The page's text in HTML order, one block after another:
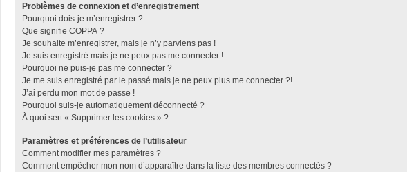
Problèmes de connexion et d’enregistrement
Pourquoi dois-je m’enregistrer ?
Que signifie COPPA ?
Je souhaite m’enregistrer, mais je n’y parviens pas !
Je suis enregistré mais je ne peux pas me connecter !
Pourquoi ne puis-je pas me connecter ?
Je me suis enregistré par le passé mais je ne peux plus me connecter ?!
J’ai perdu mon mot de passe !
Pourquoi suis-je automatiquement déconnecté ?
À quoi sert « Supprimer les cookies » ?
Paramètres et préférences de l’utilisateur
Comment modifier mes paramètres ?
Comment empêcher mon nom d’apparaître dans la liste des membres connectés ?